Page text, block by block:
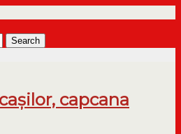
capcana